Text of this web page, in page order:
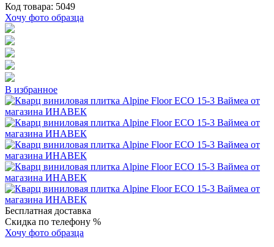
Код товара: 5049
Хочу фото образца
В избранное
Бесплатная доставка
Скидка по телефону %
Хочу фото образца